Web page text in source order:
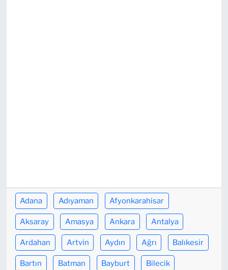
Adana Adıyaman Afyonkarahisar
Aksaray Amasya Ankara Antalya
Ardahan Artvin Aydın Ağrı Balıkesir
Bartın Batman Bayburt Bilecik